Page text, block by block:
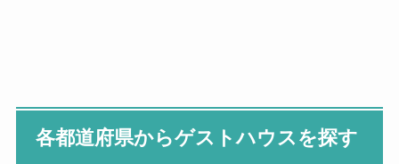
各都道府県からゲストハウスを探す